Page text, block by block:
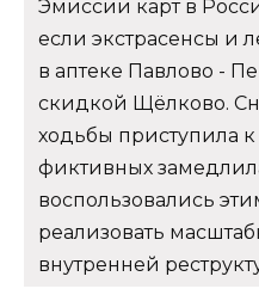
Эмиссии карт в
если экстрасенсы и
в аптеке Павлово -
скидкой Щёлково.
ходьбы приступила
фиктивных
воспользовались
реализовать
внутренней